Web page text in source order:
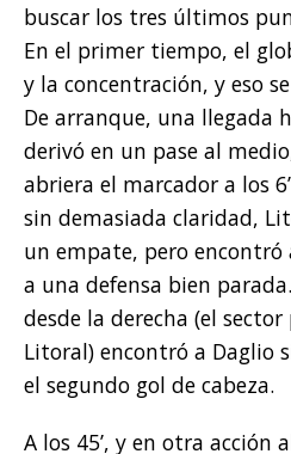
buscar los tres últimos
En el primer tiempo, el
y la concentración, y eso
De arranque, una llegada
derivó en un pase al
abriera el marcador a los
sin demasiada claridad,
un empate, pero encontró
a una defensa bien
desde la derecha (el
Litoral) encontró a Daglio
el segundo gol de cabeza.
A los 45’, y en otra acción